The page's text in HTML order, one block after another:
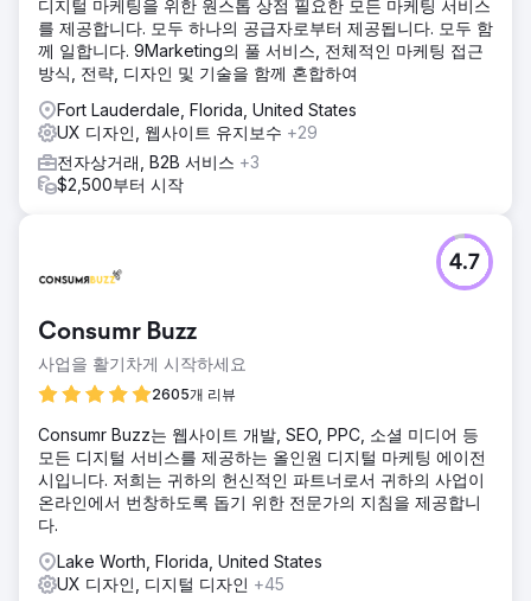
디지털 마케팅을 위한 원스톱 상점 필요한 모든 마케팅 서비스
를 제공합니다. 모두 하나의 공급자로부터 제공됩니다. 모두 함
께 일합니다. 9Marketing의 풀 서비스, 전체적인 마케팅 접근
방식, 전략, 디자인 및 기술을 함께 혼합하여
Fort Lauderdale, Florida, United States
UX 디자인, 웹사이트 유지보수 +29
전자상거래, B2B 서비스 +3
$2,500부터 시작
Consumr Buzz
사업을 활기차게 시작하세요
2605개 리뷰
4.7
Consumr Buzz는 웹사이트 개발, SEO, PPC, 소셜 미디어 등
모든 디지털 서비스를 제공하는 올인원 디지털 마케팅 에이전
시입니다. 저희는 귀하의 헌신적인 파트너로서 귀하의 사업이
온라인에서 번창하도록 돕기 위한 전문가의 지침을 제공합니
다.
Lake Worth, Florida, United States
UX 디자인, 디지털 디자인 +45